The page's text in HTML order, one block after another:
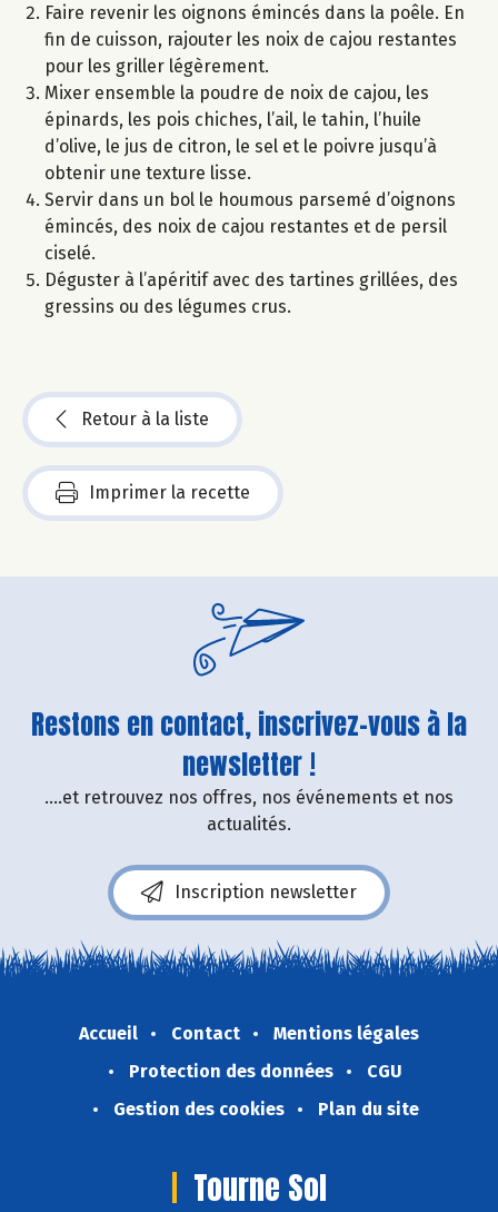
Faire revenir les oignons émincés dans la poêle. En
fin de cuisson, rajouter les noix de cajou restantes
pour les griller légèrement.
Mixer ensemble la poudre de noix de cajou, les
épinards, les pois chiches, l’ail, le tahin, l’huile
d’olive, le jus de citron, le sel et le poivre jusqu’à
obtenir une texture lisse.
Servir dans un bol le houmous parsemé d’oignons
émincés, des noix de cajou restantes et de persil
ciselé.
Déguster à l’apéritif avec des tartines grillées, des
gressins ou des légumes crus.
Retour à la liste
Imprimer la recette
Restons en contact, inscrivez-vous à la
newsletter !
....et retrouvez nos offres, nos événements et nos
actualités.
Inscription newsletter
Accueil Contact
Mentions légales
Protection des données
CGU
Gestion des cookies
Plan du site
Tourne Sol